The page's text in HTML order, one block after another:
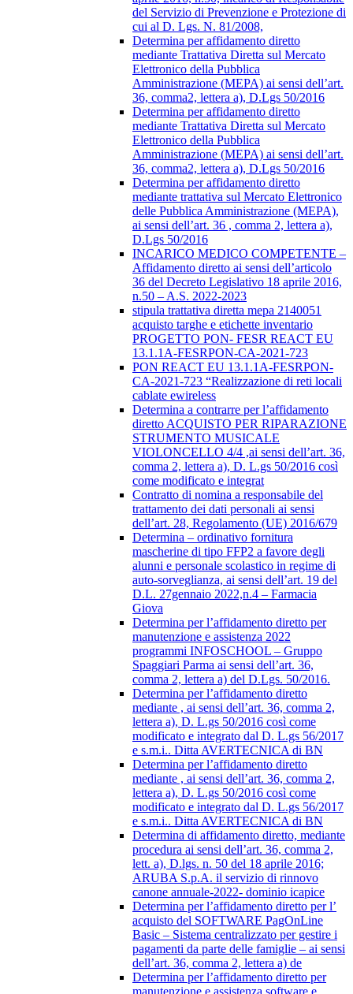
del Servizio di Prevenzione e Protezione di
cui al D. Lgs. N. 81/2008,
Determina per affidamento diretto
mediante Trattativa Diretta sul Mercato
Elettronico della Pubblica
Amministrazione (MEPA) ai sensi dell’art.
36, comma2, lettera a), D.Lgs 50/2016
Determina per affidamento diretto
mediante Trattativa Diretta sul Mercato
Elettronico della Pubblica
Amministrazione (MEPA) ai sensi dell’art.
36, comma2, lettera a), D.Lgs 50/2016
Determina per affidamento diretto
mediante trattativa sul Mercato Elettronico
delle Pubblica Amministrazione (MEPA),
ai sensi dell’art. 36 , comma 2, lettera a),
D.Lgs 50/2016
INCARICO MEDICO COMPETENTE –
Affidamento diretto ai sensi dell’articolo
36 del Decreto Legislativo 18 aprile 2016,
n.50 – A.S. 2022-2023
stipula trattativa diretta mepa 2140051
acquisto targhe e etichette inventario
PROGETTO PON- FESR REACT EU
13.1.1A-FESRPON-CA-2021-723
PON REACT EU 13.1.1A-FESRPON-
CA-2021-723 “Realizzazione di reti locali
cablate ewireless
Determina a contrarre per l’affidamento
diretto ACQUISTO PER RIPARAZIONE
STRUMENTO MUSICALE
VIOLONCELLO 4/4 ,ai sensi dell’art. 36,
comma 2, lettera a), D. L.gs 50/2016 così
come modificato e integrat
Contratto di nomina a responsabile del
trattamento dei dati personali ai sensi
dell’art. 28, Regolamento (UE) 2016/679
Determina – ordinativo fornitura
mascherine di tipo FFP2 a favore degli
alunni e personale scolastico in regime di
auto-sorveglianza, ai sensi dell’art. 19 del
D.L. 27gennaio 2022,n.4 – Farmacia
Giova
Determina per l’affidamento diretto per
manutenzione e assistenza 2022
programmi INFOSCHOOL – Gruppo
Spaggiari Parma ai sensi dell’art. 36,
comma 2, lettera a) del D.Lgs. 50/2016.
Determina per l’affidamento diretto
mediante , ai sensi dell’art. 36, comma 2,
lettera a), D. L.gs 50/2016 così come
modificato e integrato dal D. L.gs 56/2017
e s.m.i.. Ditta AVERTECNICA di BN
Determina per l’affidamento diretto
mediante , ai sensi dell’art. 36, comma 2,
lettera a), D. L.gs 50/2016 così come
modificato e integrato dal D. L.gs 56/2017
e s.m.i.. Ditta AVERTECNICA di BN
Determina di affidamento diretto, mediante
procedura ai sensi dell’art. 36, comma 2,
lett. a), D.lgs. n. 50 del 18 aprile 2016;
ARUBA S.p.A. il servizio di rinnovo
canone annuale-2022- dominio icapice
Determina per l’affidamento diretto per l’
acquisto del SOFTWARE PagOnLine
Basic – Sistema centralizzato per gestire i
pagamenti da parte delle famiglie – ai sensi
dell’art. 36, comma 2, lettera a) de
Determina per l’affidamento diretto per